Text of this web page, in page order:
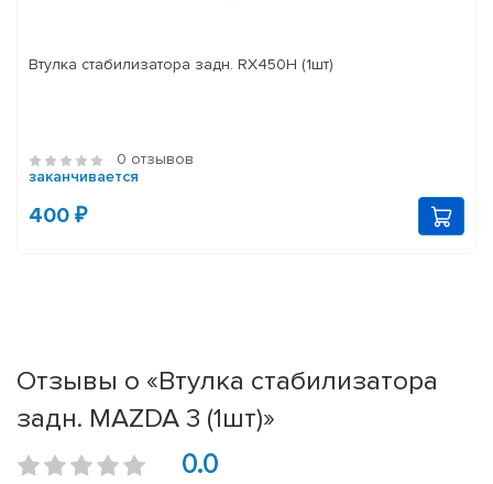
Втулка стабилизатора задн. RX450H (1шт)
0 отзывов
заканчивается
400 ₽
Отзывы о «Втулка стабилизатора
задн. MAZDA 3 (1шт)»
0.0